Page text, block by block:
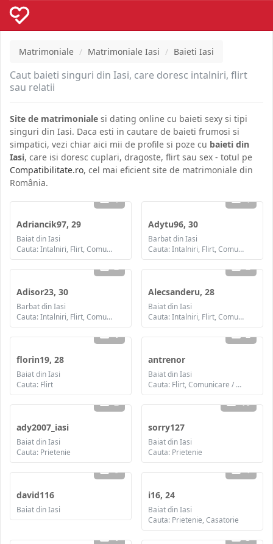
Matrimoniale Matrimoniale Iasi Baieti Iasi
Caut baieti singuri din Iasi, care doresc intalniri, flirt
sau relatii
Site de matrimoniale si dating online cu baieti sexy si tipi
singuri din Iasi. Daca esti in cautare de baieti frumosi si
simpatici, vezi chiar aici mii de profile si poze cu baieti din
Iasi, care isi doresc cuplari, dragoste, flirt sau sex - totul pe
Compatibilitate.ro, cel mai eficient site de matrimoniale din
România.
1
Adriancik97, 29
Baiat din Iasi
Cauta: Intalniri, Flirt, Comunicare / chat, Prietenie, Casatorie
1
Adytu96, 30
Barbat din Iasi
Cauta: Intalniri, Flirt, Comunicare / chat, Prietenie, Casatorie
2
Adisor23, 30
Barbat din Iasi
Cauta: Intalniri, Flirt, Comunicare / chat, Prietenie, Casatorie
2
Alecsanderu, 28
Baiat din Iasi
Cauta: Intalniri, Flirt, Comunicare / chat, Prietenie, Casatorie
1
florin19, 28
Baiat din Iasi
Cauta: Flirt
2
antrenor
Baiat din Iasi
Cauta: Flirt, Comunicare / chat, Prietenie
2
ady2007_iasi
Baiat din Iasi
Cauta: Prietenie
10
sorry127
Baiat din Iasi
Cauta: Prietenie
6
david116
Baiat din Iasi
1
i16, 24
Baiat din Iasi
Cauta: Prietenie, Casatorie
1 3